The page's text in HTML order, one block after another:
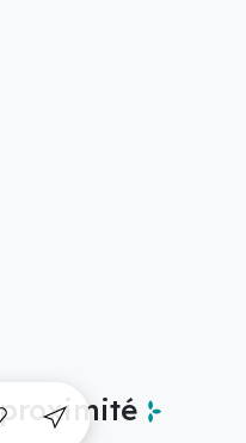
proximité